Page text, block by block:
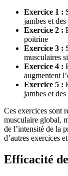
Exercice 1 :
jambes et des
Exercice 2 :
poitrine
Exercice 3 :
musculaires
Exercice 4 :
augmentent
Exercice 5 :
jambes et des
Ces exercices sont
musculaire global,
de l’intensité de la
d’autres exercices
Efficacité